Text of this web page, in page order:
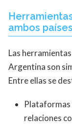
ambos países
Las
Argentina son
Entre ellas se
Plataformas
relaciones